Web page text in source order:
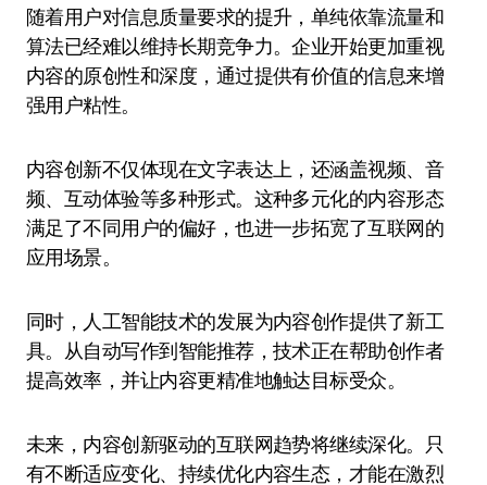
随着用户对信息质量要求的提升，单纯依靠流量和
算法已经难以维持长期竞争力。企业开始更加重视
内容的原创性和深度，通过提供有价值的信息来增
强用户粘性。
内容创新不仅体现在文字表达上，还涵盖视频、音
频、互动体验等多种形式。这种多元化的内容形态
满足了不同用户的偏好，也进一步拓宽了互联网的
应用场景。
同时，人工智能技术的发展为内容创作提供了新工
具。从自动写作到智能推荐，技术正在帮助创作者
提高效率，并让内容更精准地触达目标受众。
未来，内容创新驱动的互联网趋势将继续深化。只
有不断适应变化、持续优化内容生态，才能在激烈